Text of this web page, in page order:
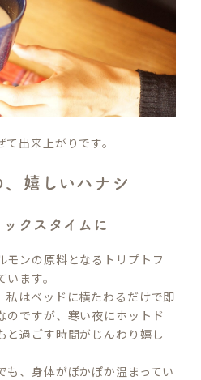
出来上がりです。
嬉しいハナシ
クスタイムに
モンの原料となるトリプトフ
ます。
私はベッドに横たわるだけで即
のですが、寒い夜にホットド
と過ごす時間がじんわり嬉し
も、身体がぽかぽか温まってい